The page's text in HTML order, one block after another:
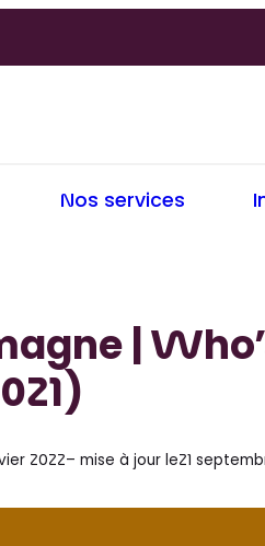
Nos services
|
2022– mise à jour le21